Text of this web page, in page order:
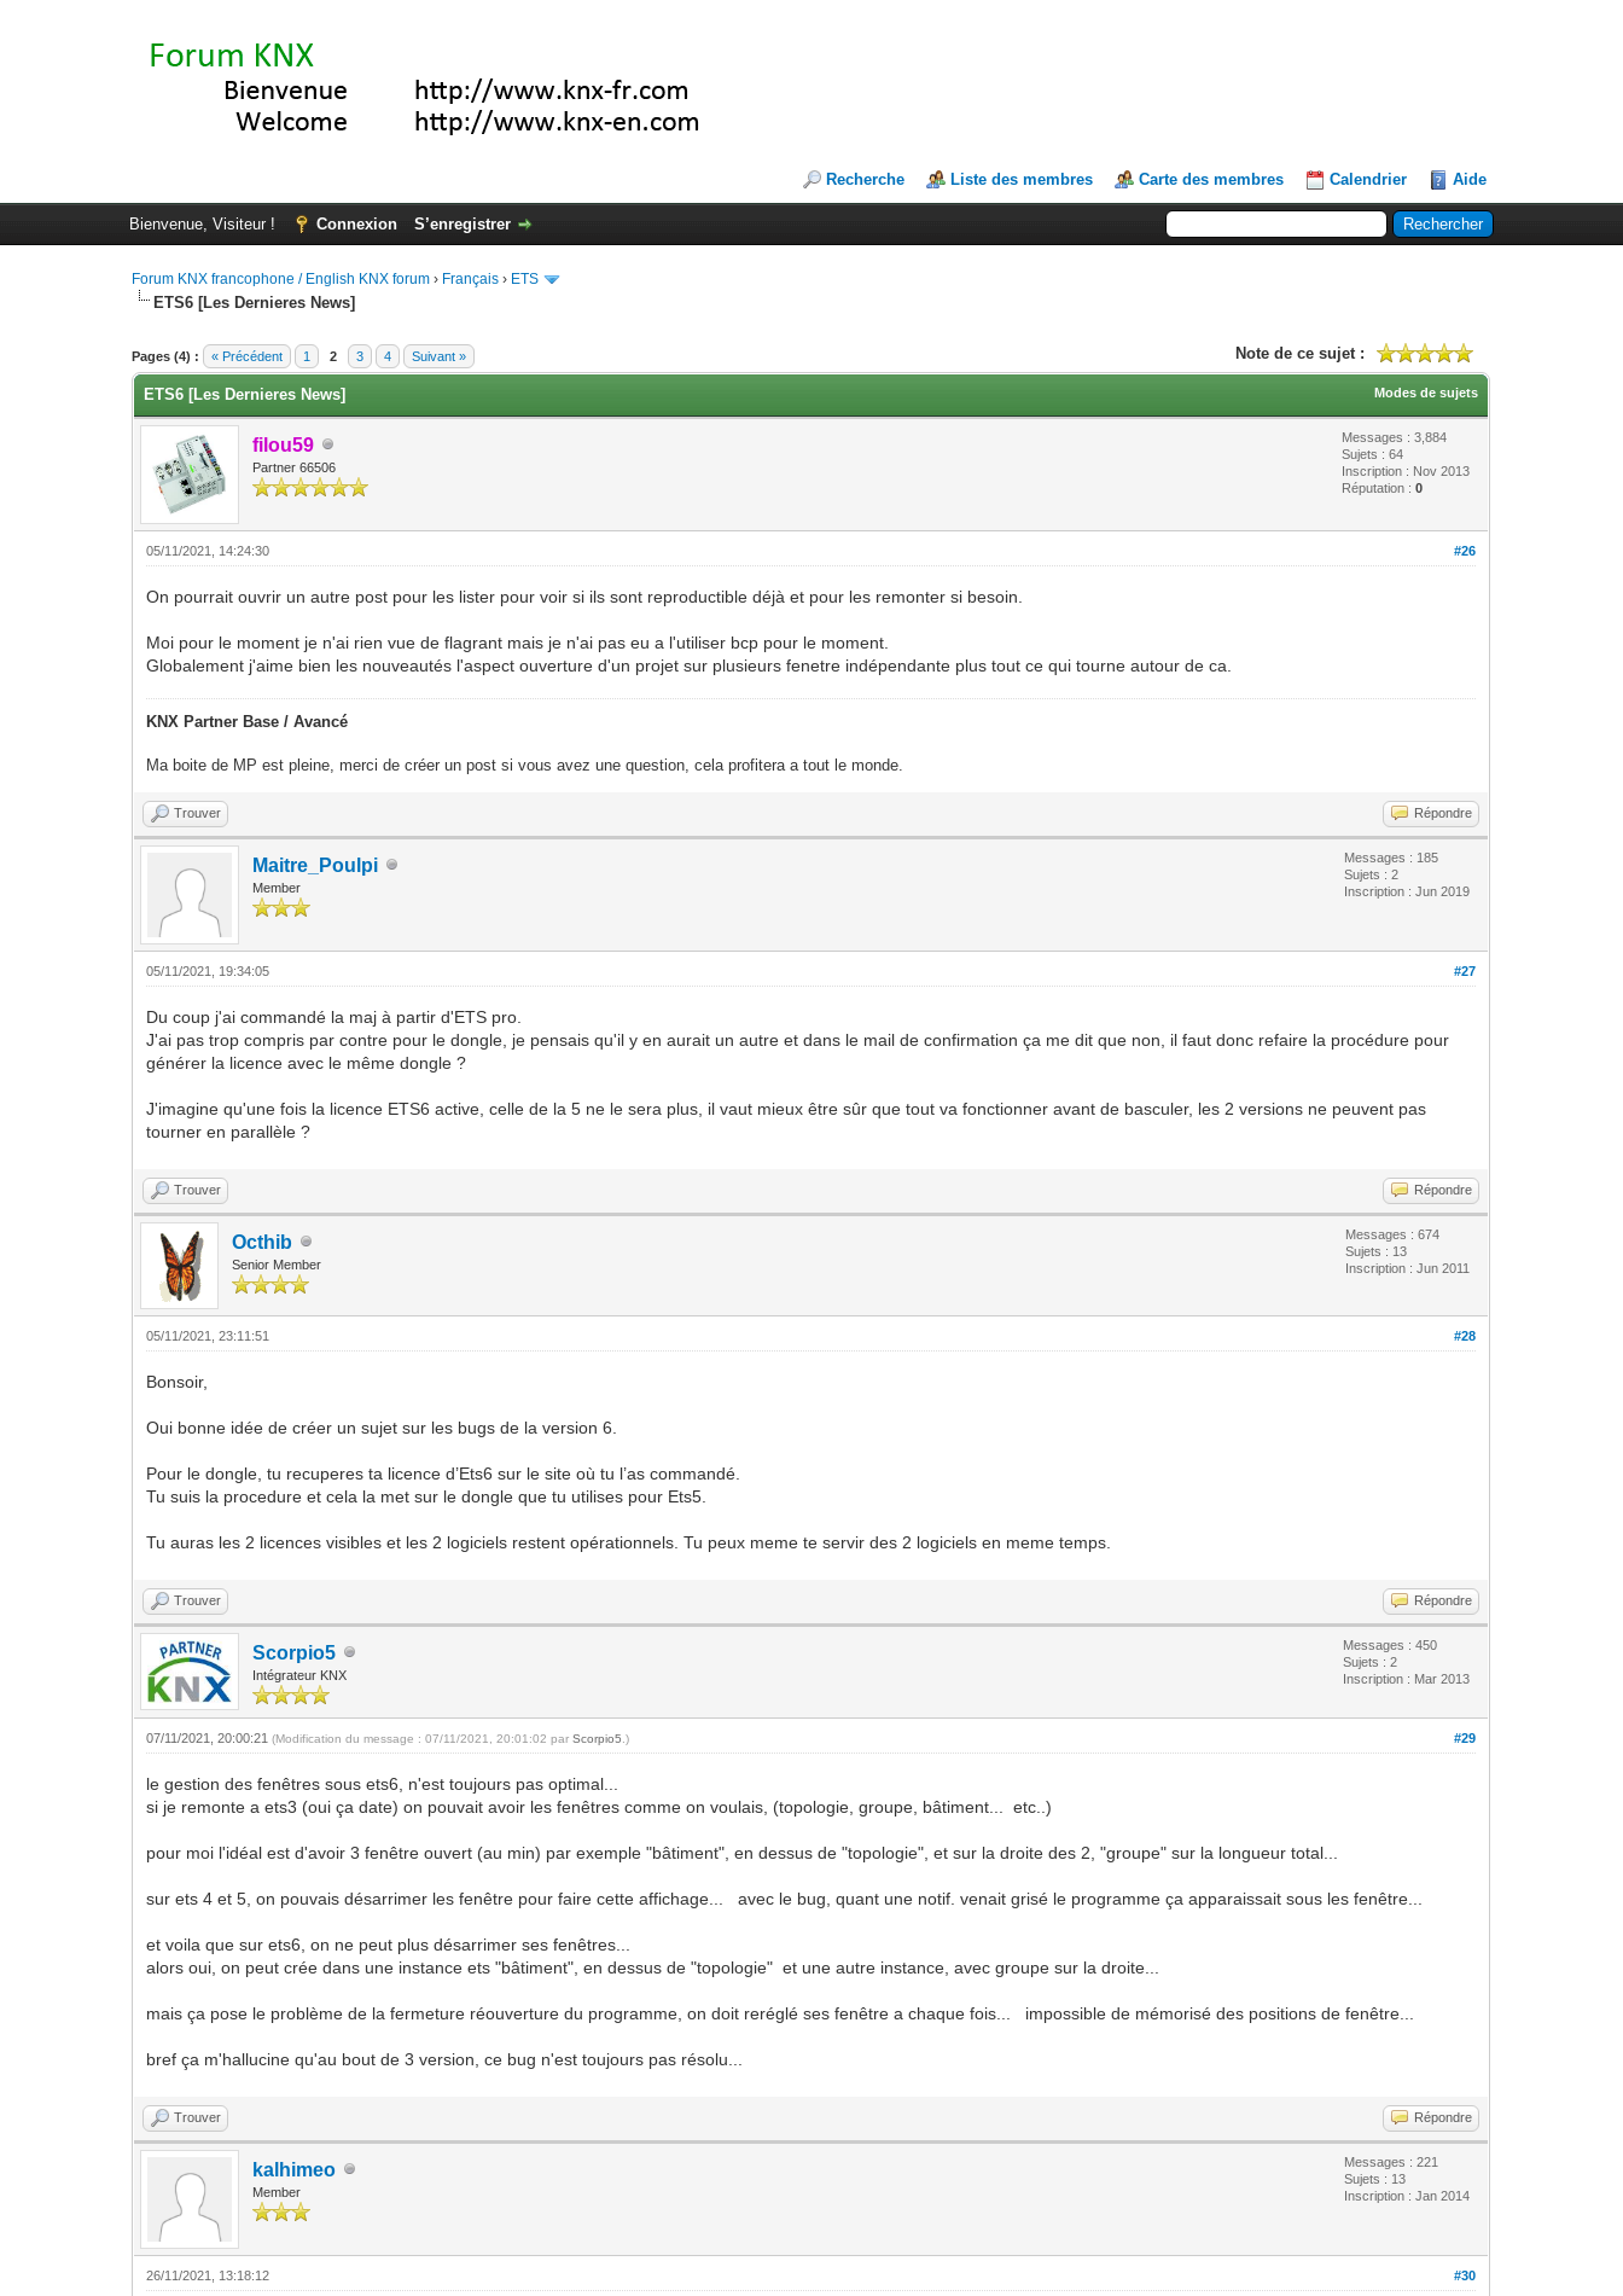
Recherche Liste des membres Carte des membres Calendrier Aide
Bienvenue, Visiteur ! Connexion S’enregistrer
Forum KNX francophone / English KNX forum › Français › ETS
ETS6 [Les Dernieres News]
Pages (4) : « Précédent 1 2 3 4 Suivant » Note de ce sujet :
Moyenne : 5 (1 vote(s))
1
2
3
4
5
Modes de sujets
ETS6 [Les Dernieres News]
filou59
Partner 66506
Messages : 3,884
Sujets : 64
Inscription : Nov 2013
Réputation :0
#26
05/11/2021, 14:24:30
On pourrait ouvrir un autre post pour les lister pour voir si ils sont reproductible déjà et pour les remonter si besoin.
Moi pour le moment je n'ai rien vue de flagrant mais je n'ai pas eu a l'utiliser bcp pour le moment.
Globalement j'aime bien les nouveautés l'aspect ouverture d'un projet sur plusieurs fenetre indépendante plus tout ce qui tourne autour de ca.
KNX Partner Base / Avancé
Ma boite de MP est pleine, merci de créer un post si vous avez une question, cela profitera a tout le monde.
Trouver Répondre
Maitre_Poulpi
Member
Messages : 185
Sujets : 2
Inscription : Jun 2019
#27
05/11/2021, 19:34:05
Du coup j'ai commandé la maj à partir d'ETS pro.
J'ai pas trop compris par contre pour le dongle, je pensais qu'il y en aurait un autre et dans le mail de confirmation ça me dit que non, il faut donc refaire la procédure pour
générer la licence avec le même dongle ?
J'imagine qu'une fois la licence ETS6 active, celle de la 5 ne le sera plus, il vaut mieux être sûr que tout va fonctionner avant de basculer, les 2 versions ne peuvent pas
tourner en parallèle ?
Trouver Répondre
Octhib
Senior Member
Messages : 674
Sujets : 13
Inscription : Jun 2011
#28
05/11/2021, 23:11:51
Bonsoir,
Oui bonne idée de créer un sujet sur les bugs de la version 6.
Pour le dongle, tu recuperes ta licence d’Ets6 sur le site où tu l’as commandé.
Tu suis la procedure et cela la met sur le dongle que tu utilises pour Ets5.
Tu auras les 2 licences visibles et les 2 logiciels restent opérationnels. Tu peux meme te servir des 2 logiciels en meme temps.
Trouver Répondre
Scorpio5
Intégrateur KNX
Messages : 450
Sujets : 2
Inscription : Mar 2013
#29
07/11/2021, 20:00:21(Modification du message : 07/11/2021, 20:01:02 parScorpio5 .)
le gestion des fenêtres sous ets6, n'est toujours pas optimal...
si je remonte a ets3 (oui ça date) on pouvait avoir les fenêtres comme on voulais, (topologie, groupe, bâtiment... etc..)
pour moi l'idéal est d'avoir 3 fenêtre ouvert (au min) par exemple "bâtiment", en dessus de "topologie", et sur la droite des 2, "groupe" sur la longueur total...
sur ets 4 et 5, on pouvais désarrimer les fenêtre pour faire cette affichage... avec le bug, quant une notif. venait grisé le programme ça apparaissait sous les fenêtre...
et voila que sur ets6, on ne peut plus désarrimer ses fenêtres...
alors oui, on peut crée dans une instance ets "bâtiment", en dessus de "topologie" et une autre instance, avec groupe sur la droite...
mais ça pose le problème de la fermeture réouverture du programme, on doit reréglé ses fenêtre a chaque fois... impossible de mémorisé des positions de fenêtre...
bref ça m'hallucine qu'au bout de 3 version, ce bug n'est toujours pas résolu...
Trouver Répondre
kalhimeo
Member
Messages : 221
Sujets : 13
Inscription : Jan 2014
#30
26/11/2021, 13:18:12